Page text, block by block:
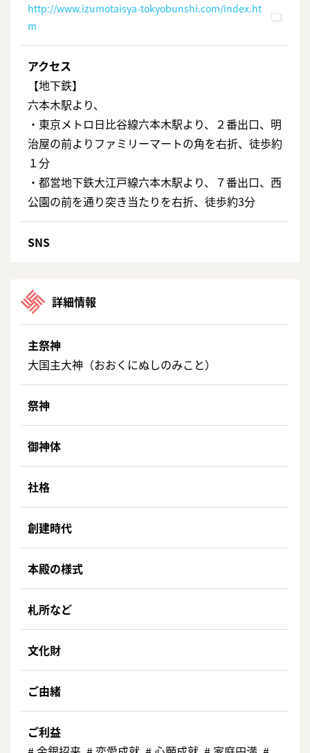
http://www.izumotaisya-tokyobunshi.com/index.ht
m
アクセス
【地下鉄】
六本木駅より、
・東京メトロ日比谷線六本木駅より、２番出口、明
治屋の前よりファミリーマートの角を右折、徒歩約
１分
・都営地下鉄大江戸線六本木駅より、７番出口、西
公園の前を通り突き当たりを右折、徒歩約3分
SNS
詳細情報
主祭神
大国主大神（おおくにぬしのみこと）
祭神
御神体
社格
創建時代
本殿の様式
札所など
文化財
ご由緒
ご利益